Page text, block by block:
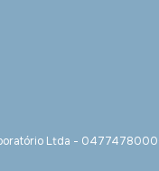
Ltda -